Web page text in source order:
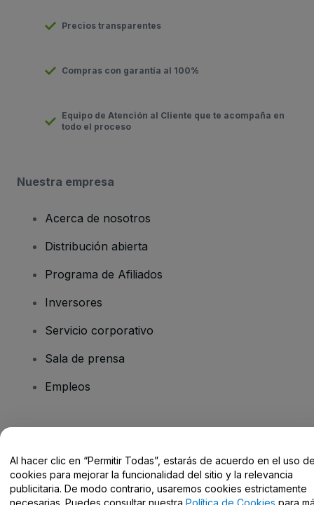
Precios transparentes
Compras con garantía al 100%
Equipo de Atención al Cliente que te acompaña en
todo el proceso
Nuestra empresa
Acerca de nosotros
Distribución abierta
Programa de Afiliados
Inversores
Servicio corporativo
Sala de prensa
Empleos
Centro de Ayuda / Contacto
Al hacer clic en “Permitir Todas”, estarás de acuerdo en el uso
cookies para mejorar la funcionalidad del sitio y la relevancia
publicitaria. De modo contrario, usaremos cookies estrictamente
necesarias. Puedes consultar nuestra Política de Cookies para